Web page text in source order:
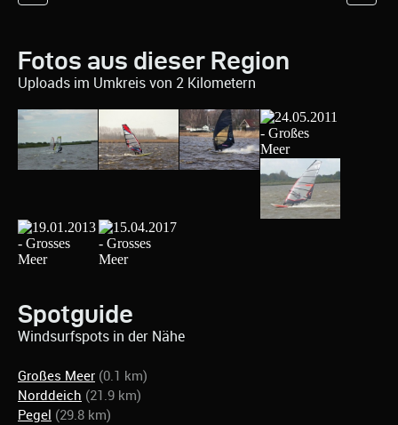
Fotos aus dieser Region
Uploads im Umkreis von 2 Kilometern
Spotguide
Windsurfspots in der Nähe
Großes Meer (0.1 km)
Norddeich (21.9 km)
Pegel (29.8 km)